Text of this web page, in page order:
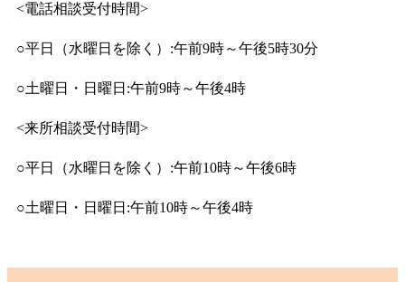
<電話相談受付時間>
○平日（水曜日を除く）:午前9時～午後5時30分
○土曜日・日曜日:午前9時～午後4時
<来所相談受付時間>
○平日（水曜日を除く）:午前10時～午後6時
○土曜日・日曜日:午前10時～午後4時